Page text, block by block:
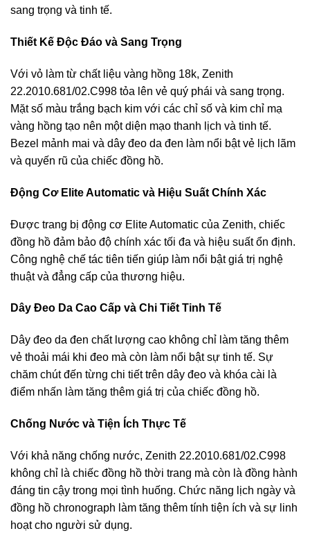
sang trọng và tinh tế.
Thiết Kế Độc Đáo và Sang Trọng
Với vỏ làm từ chất liệu vàng hồng 18k, Zenith
22.2010.681/02.C998 tỏa lên vẻ quý phái và sang trọng.
Mặt số màu trắng bạch kim với các chỉ số và kim chỉ mạ
vàng hồng tạo nên một diện mạo thanh lịch và tinh tế.
Bezel mảnh mai và dây đeo da đen làm nổi bật vẻ lịch lãm
và quyến rũ của chiếc đồng hồ.
Động Cơ Elite Automatic và Hiệu Suất Chính Xác
Được trang bị động cơ Elite Automatic của Zenith, chiếc
đồng hồ đảm bảo độ chính xác tối đa và hiệu suất ổn định.
Công nghệ chế tác tiên tiến giúp làm nổi bật giá trị nghệ
thuật và đẳng cấp của thương hiệu.
Dây Đeo Da Cao Cấp và Chi Tiết Tinh Tế
Dây đeo da đen chất lượng cao không chỉ làm tăng thêm
vẻ thoải mái khi đeo mà còn làm nổi bật sự tinh tế. Sự
chăm chút đến từng chi tiết trên dây đeo và khóa cài là
điểm nhấn làm tăng thêm giá trị của chiếc đồng hồ.
Chống Nước và Tiện Ích Thực Tế
Với khả năng chống nước, Zenith 22.2010.681/02.C998
không chỉ là chiếc đồng hồ thời trang mà còn là đồng hành
đáng tin cậy trong mọi tình huống. Chức năng lịch ngày và
đồng hồ chronograph làm tăng thêm tính tiện ích và sự linh
hoạt cho người sử dụng.